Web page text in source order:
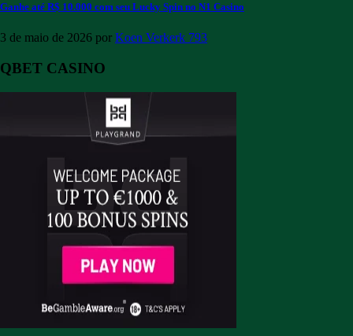
Ganhe até R$ 10.000 com seu Lucky Spin no N1 Casino
3 de maio de 2026 por Koen Verkerk 793
QBET CASINO